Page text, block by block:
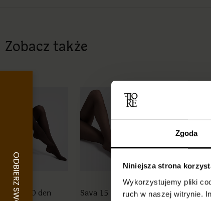
Zgoda
Niniejsza strona
Wykorzystujemy pliki
ruch w naszej witrynie.
Zobacz także
Paula 40 den Sava 15 den Roza 60 den